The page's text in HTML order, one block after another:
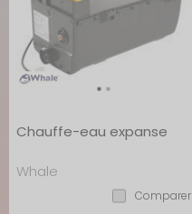
Chauffe-eau expanse
Whale
Comparer